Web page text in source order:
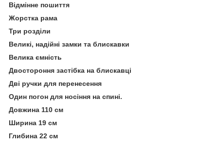
Відмінне пошиття
Жорстка рама
Три розділи
Великі, надійні замки та блискавки
Велика ємність
Двостороння застібка на блискавці
Дві ручки для перенесення
Один погон для носіння на спині.
Довжина 110 см
Ширина 19 см
Глибина 22 см